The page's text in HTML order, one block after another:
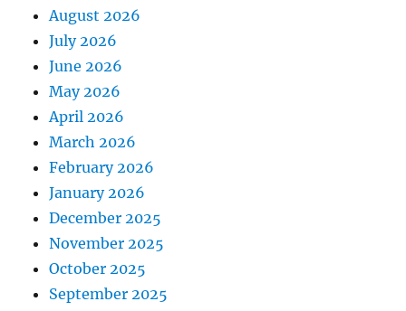
August 2026
July 2026
June 2026
May 2026
April 2026
March 2026
February 2026
January 2026
December 2025
November 2025
October 2025
September 2025